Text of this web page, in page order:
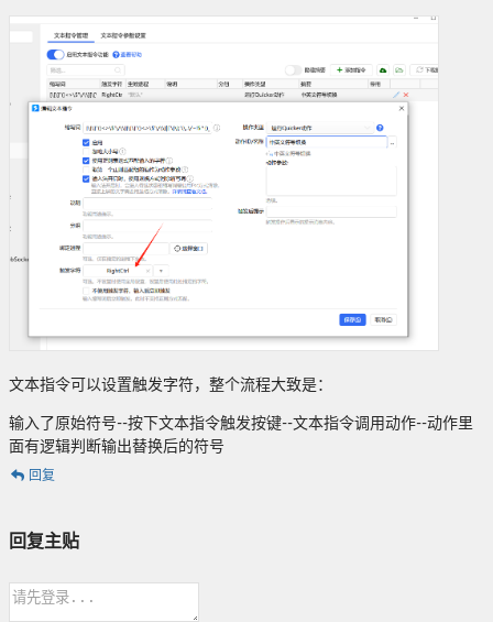
文本指令可以设置触发字符，整个流程大致是：
输入了原始符号--按下文本指令触发按键--文本指令调用动作--动作里
面有逻辑判断输出替换后的符号
回复
回复主贴